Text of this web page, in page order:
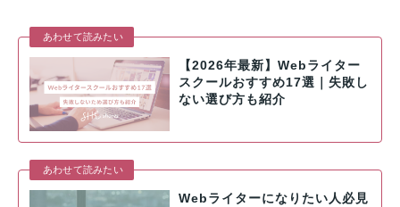
あわせて読みたい
【2026年最新】Webライター
スクールおすすめ17選｜失敗し
ない選び方も紹介
あわせて読みたい
Webライターになりたい人必見